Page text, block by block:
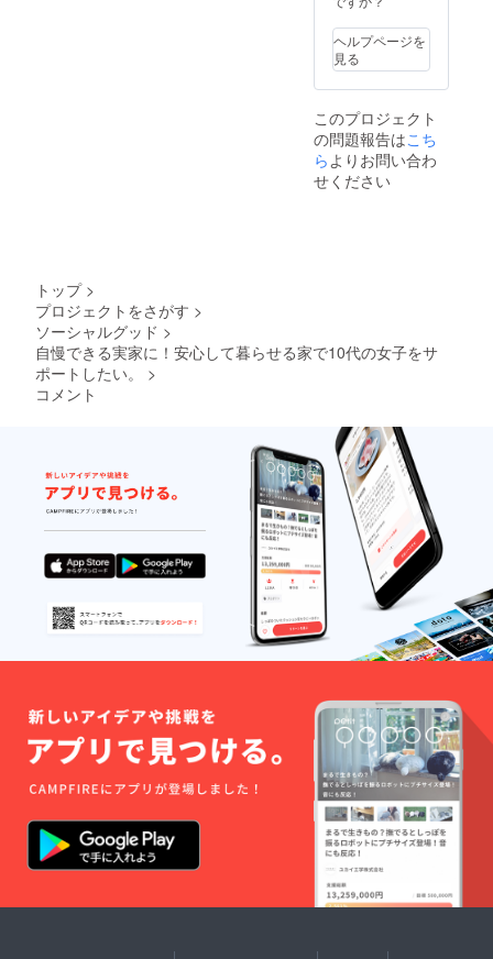
ヘルプページを
見る
このプロジェクト
の問題報告はこち
ら よりお問い合わ
せください
トップ >
プロジェクトをさがす >
ソーシャルグッド >
自慢できる実家に！安心して暮らせる家で10代の女子をサ
ポートしたい。
>
コメント